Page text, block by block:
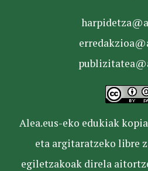
Alea.eus-eko edukiak
eta argitaratzeko libre
egiletzakoak direla